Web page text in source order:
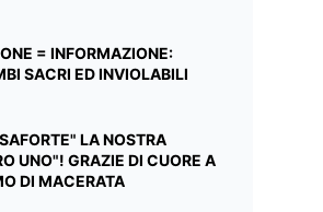
= INFORMAZIONE:
SACRI ED INVIOLABILI
LA NOSTRA
UNO"! GRAZIE DI CUORE A
DI MACERATA